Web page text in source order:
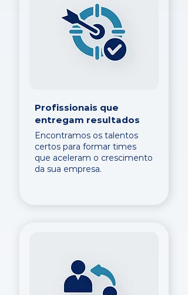
Profissionais que
entregam resultados
Encontramos os talentos
certos para formar times
que aceleram o crescimento
da sua empresa.